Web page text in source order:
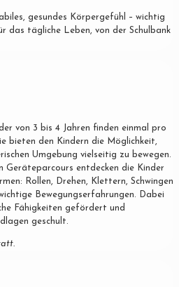
gesundes Körpergefühl – wichtig
das tägliche Leben, von der Schulbank
von 3 bis 4 Jahren finden einmal pro
bieten den Kindern die Möglichkeit,
Umgebung vielseitig zu bewegen.
Geräteparcours entdecken die Kinder
Rollen, Drehen, Klettern, Schwingen
Bewegungserfahrungen. Dabei
Fähigkeiten gefördert und
geschult.